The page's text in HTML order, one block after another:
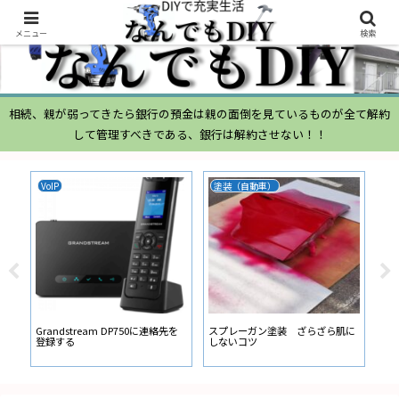
相続、親が弱ってきたら銀行の預金は親の面倒を見ているものが全て解約
して管理すべきである、銀行は解約させない！！
VoIP
Grandstream DP750に連絡先を
登録する
塗装（自動車）
スプレーガン塗装 ざらざら肌に
しないコツ
ム
メニュー 検索